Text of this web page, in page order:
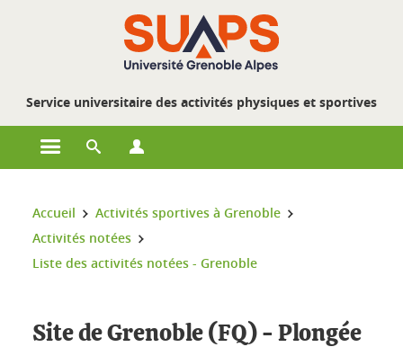
Service universitaire des activités physiques et sportives
Ouvrir le menu principal
Ouvrir le moteur de recherche
Vous êtes ici :
Accueil
Activités sportives à Grenoble
Activités notées
Liste des activités notées - Grenoble
Site de Grenoble (FQ) - Plongée